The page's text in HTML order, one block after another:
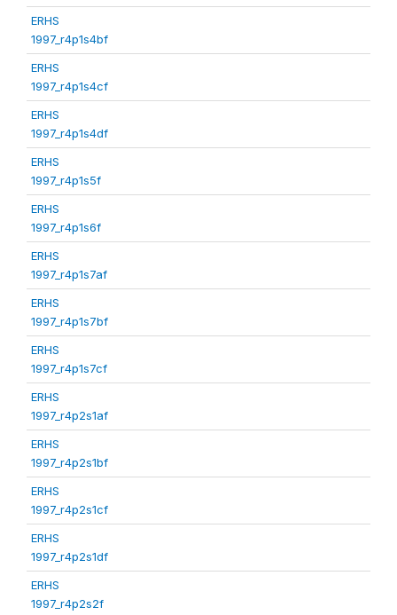
ERHS
1997_r4p1s4bf
ERHS
1997_r4p1s4cf
ERHS
1997_r4p1s4df
ERHS
1997_r4p1s5f
ERHS
1997_r4p1s6f
ERHS
1997_r4p1s7af
ERHS
1997_r4p1s7bf
ERHS
1997_r4p1s7cf
ERHS
1997_r4p2s1af
ERHS
1997_r4p2s1bf
ERHS
1997_r4p2s1cf
ERHS
1997_r4p2s1df
ERHS
1997_r4p2s2f